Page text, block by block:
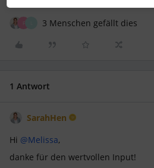
3 Menschen gefällt dies
1 Antwort
SarahHen
Hi @Melissa,
danke für den wertvollen Input!